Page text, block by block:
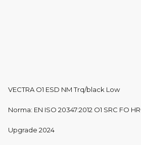
VECTRA O1 ESD NM Trq/black Low
Norma: EN ISO 20347:2012 O1 SRC FO
Upgrade 2024